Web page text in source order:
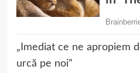
„Imediat ce ne apropiem
urcă pe noi”